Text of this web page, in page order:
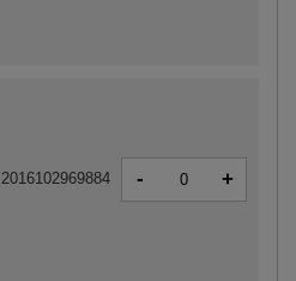
2016102969884 - +